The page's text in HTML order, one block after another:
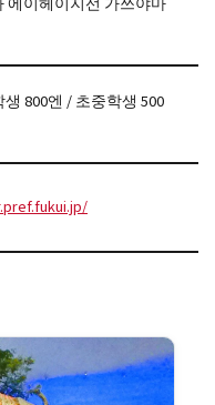
생 800엔 / 초중학생 500